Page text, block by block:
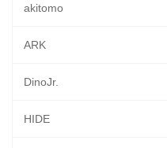
akitomo
ARK
DinoJr.
HIDE